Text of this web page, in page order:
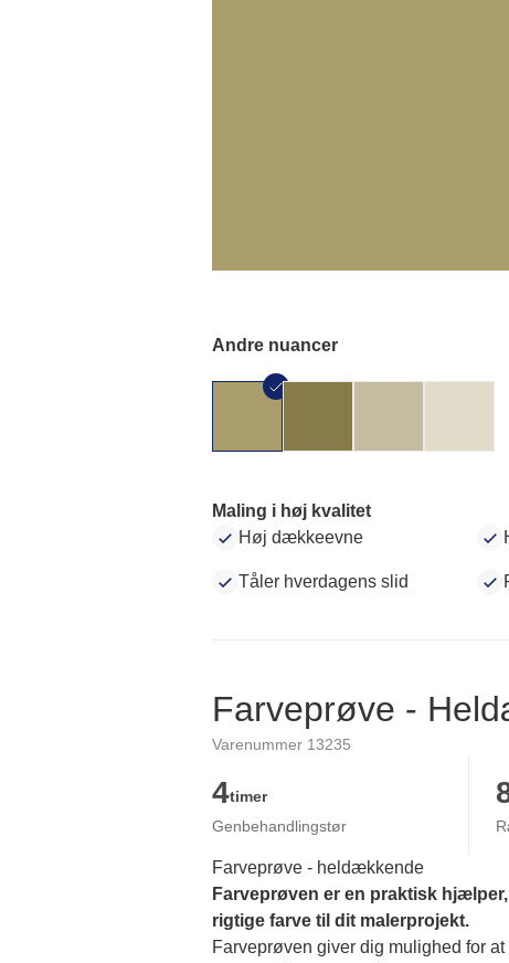
Andre nuancer
Maling i høj kvalitet
Høj dækkeevne
Tåler hverdagens slid
Farveprøve -
Varenummer 13235
4timer
Genbehandlingstør
Farveprøve - heldækkende
Farveprøven er en praktisk
rigtige farve til dit malerprojekt.
Farveprøven giver dig mulighed for